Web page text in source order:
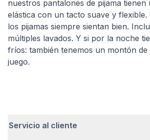
nuestros pantalones de pijama tienen
elástica con un tacto suave y flexible.
los pijamas siempre sientan bien.
múltiples lavados. Y si por la noche
fríos: también tenemos un montón de
juego.
Servicio al cliente